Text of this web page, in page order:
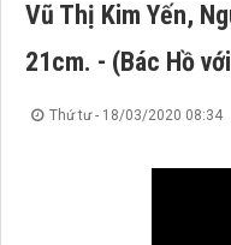
Vũ Thị Kim Yến,
21cm. - (Bác Hồ
Thứ tư - 18/03/2020 08:34